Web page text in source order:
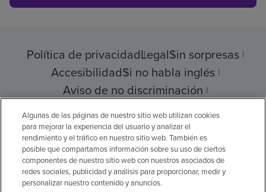
Política de privacidadLegalSin sorpresas
AccesibilidadSi no habla inglés
Aviso de no discriminación
Cumplimiento de los proveedores
© 2026 Encompass Health Corporation
Preferencias de cookies
Algunas de las páginas de nuestro sitio web utilizan cookies
para mejorar la experiencia del usuario y analizar el
rendimiento y el tráfico en nuestro sitio web. También es
posible que compartamos información sobre su uso de ciertos
componentes de nuestro sitio web con nuestros asociados de
redes sociales, publicidad y análisis para proporcionar, medir y
personalizar nuestro contenido y anuncios.